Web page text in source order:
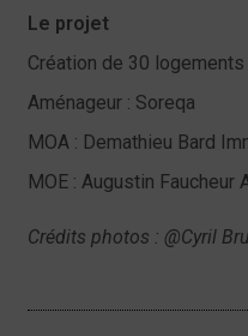
Le projet
Création de 30
Aménageur : Soreqa
MOA : Demathieu Bard
MOE : Augustin Faucheur
Crédits photos : @Cyril